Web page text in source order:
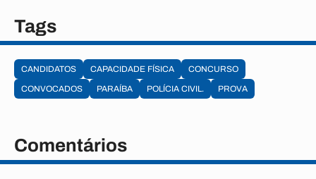
Tags
CANDIDATOS CAPACIDADE FÍSICA
CONCURSO
CONVOCADOS
PARAÍBA POLÍCIA CIVIL. PROVA
Comentários